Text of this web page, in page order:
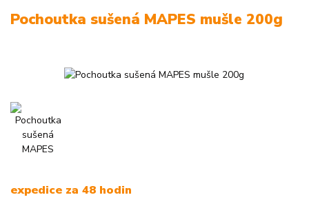
Pochoutka sušená MAPES mušle 200g
expedice za 48 hodin